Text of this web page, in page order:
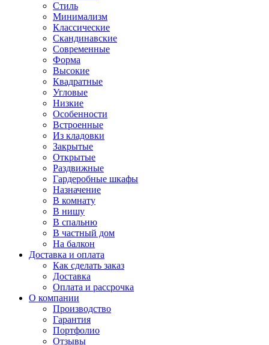
Стиль
Минимализм
Классические
Скандинавские
Современные
Форма
Высокие
Квадратные
Угловые
Низкие
Особенности
Встроенные
Из кладовки
Закрытые
Открытые
Раздвижные
Гардеробные шкафы
Назначение
В комнату
В нишу
В спальню
В частный дом
На балкон
Доставка и оплата
Как сделать заказ
Доставка
Оплата и рассрочка
О компании
Производство
Гарантия
Портфолио
Отзывы